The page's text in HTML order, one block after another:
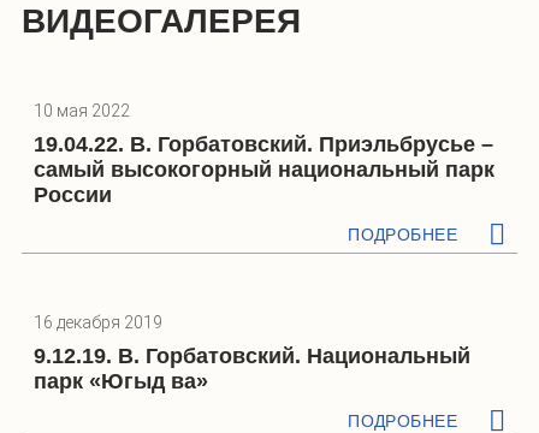
ВИДЕОГАЛЕРЕЯ
10 мая 2022
19.04.22. В. Горбатовский. Приэльбрусье –
самый высокогорный национальный парк
России
ПОДРОБНЕЕ
16 декабря 2019
9.12.19. В. Горбатовский. Национальный
парк «Югыд ва»
ПОДРОБНЕЕ